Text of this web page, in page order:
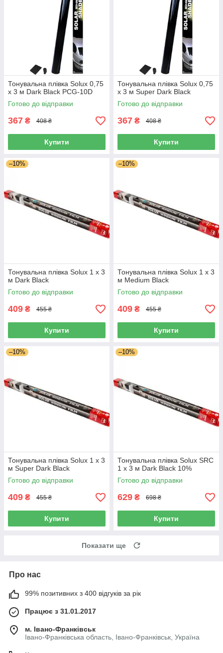
Тонувальна плівка Solux 0,75
х 3 м Dark Black PCG-10D
Готово до відправки
367 ₴ 408 ₴
Купити
Тонувальна плівка Solux 0,75
х 3 м Super Dark Black
Готово до відправки
367 ₴ 408 ₴
Купити
–10%
Тонувальна плівка Solux 1 х 3
м Dark Black
Готово до відправки
409 ₴ 455 ₴
Купити
–10%
Тонувальна плівка Solux 1 х 3
м Medium Black
Готово до відправки
409 ₴ 455 ₴
Купити
–10%
Тонувальна плівка Solux 1 х 3
м Super Dark Black
Готово до відправки
409 ₴ 455 ₴
Купити
–10%
Тонувальна плівка Solux SRC
1 х 3 м Dark Black 10%
Готово до відправки
629 ₴ 698 ₴
Купити
Показати ще
Про нас
99% позитивних з 400 відгуків за рік
Працює з 31.01.2017
м. Івано-Франківськ
Івано-Франківська область, Івано-Франківськ, Україна